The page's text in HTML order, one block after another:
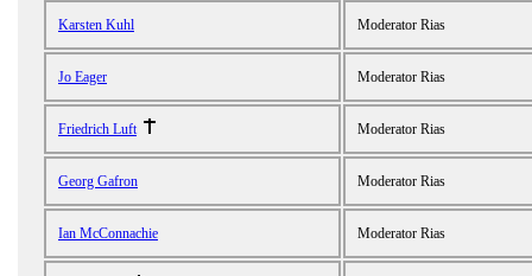
Karsten Kuhl Moderator Rias
Jo Eager Moderator Rias
Friedrich Luft Moderator Rias
Georg Gafron Moderator Rias
Ian McConnachie Moderator Rias